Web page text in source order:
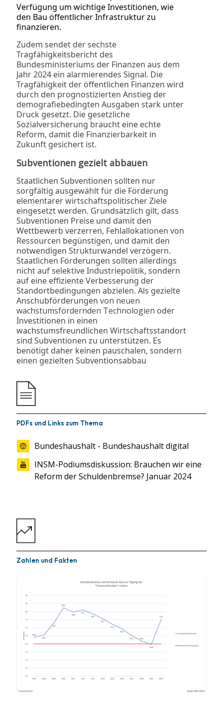
Verfügung um wichtige Investitionen, wie
den Bau öffentlicher Infrastruktur zu
finanzieren.
Zudem sendet der sechste
Tragfähigkeitsbericht des
Bundesministeriums der Finanzen aus dem
Jahr 2024 ein alarmierendes Signal. Die
Tragfähigkeit der öffentlichen Finanzen wird
durch den prognostizierten Anstieg der
demografiebedingten Ausgaben stark unter
Druck gesetzt. Die gesetzliche
Sozialversicherung braucht eine echte
Reform, damit die Finanzierbarkeit in
Zukunft gesichert ist.
Subventionen gezielt abbauen
Staatlichen Subventionen sollten nur
sorgfältig ausgewählt für die Förderung
elementarer wirtschaftspolitischer Ziele
eingesetzt werden. Grundsätzlich gilt, dass
Subventionen Preise und damit den
Wettbewerb verzerren, Fehlallokationen von
Ressourcen begünstigen, und damit den
notwendigen Strukturwandel verzögern.
Staatlichen Förderungen sollten allerdings
nicht auf selektive Industriepolitik, sondern
auf eine effiziente Verbesserung der
Standortbedingungen abzielen. Als gezielte
Anschubförderungen von neuen
wachstumsfördernden Technologien oder
Investitionen in einen
wachstumsfreundlichen Wirtschaftsstandort
sind Subventionen zu unterstützen. Es
benötigt daher keinen pauschalen, sondern
einen gezielten Subventionsabbau
PDFs und Links zum Thema
Bundeshaushalt - Bundeshaushalt digital
INSM-Podiumsdiskussion: Brauchen wir eine
Reform der Schuldenbremse? Januar 2024
Zahlen und Fakten